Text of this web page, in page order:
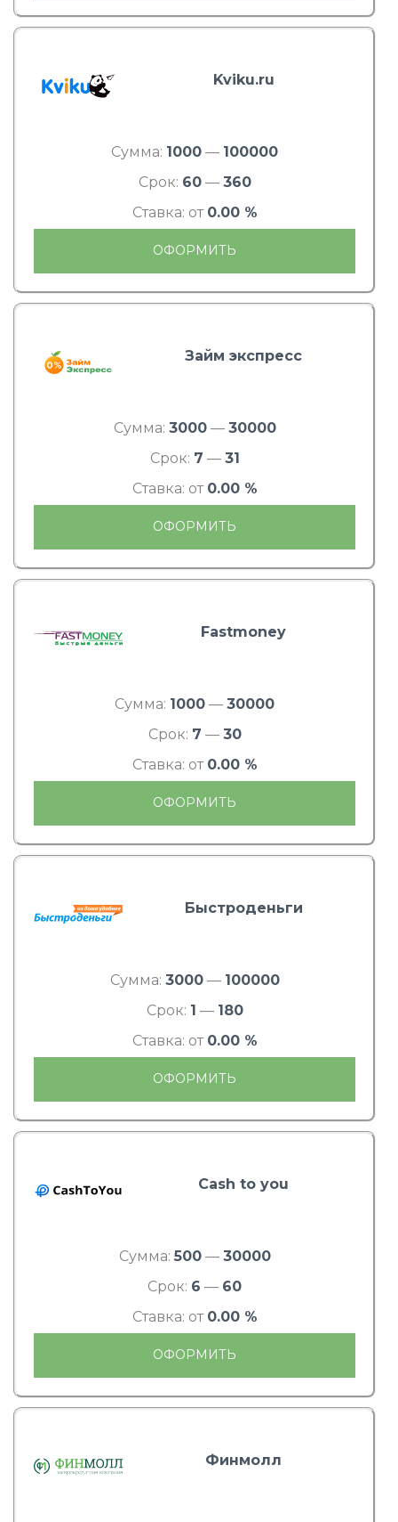
Kviku.ru
Сумма: 1000 — 100000
Срок: 60— 360
Ставка: от 0.00 %
ОФОРМИТЬ
Займ экспресс
Сумма: 3000— 30000
Срок: 7 — 31
Ставка: от 0.00 %
ОФОРМИТЬ
Fastmoney
Сумма: 1000 — 30000
Срок: 7 — 30
Ставка: от 0.00 %
ОФОРМИТЬ
Быстроденьги
Сумма: 3000— 100000
Срок: 1 — 180
Ставка: от 0.00 %
ОФОРМИТЬ
Cash to you
Сумма: 500— 30000
Срок: 6 — 60
Ставка: от 0.00 %
ОФОРМИТЬ
Финмолл